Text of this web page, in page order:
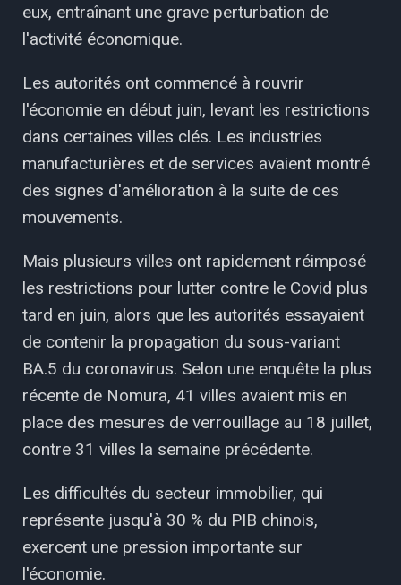
eux, entraînant une grave perturbation de
l'activité économique.
Les autorités ont commencé à rouvrir
l'économie en début juin, levant les restrictions
dans certaines villes clés. Les industries
manufacturières et de services avaient montré
des signes d'amélioration à la suite de ces
mouvements.
Mais plusieurs villes ont rapidement réimposé
les restrictions pour lutter contre le Covid plus
tard en juin, alors que les autorités essayaient
de contenir la propagation du sous-variant
BA.5 du coronavirus. Selon une enquête la plus
récente de Nomura, 41 villes avaient mis en
place des mesures de verrouillage au 18 juillet,
contre 31 villes la semaine précédente.
Les difficultés du secteur immobilier, qui
représente jusqu'à 30 % du PIB chinois,
exercent une pression importante sur
l'économie.